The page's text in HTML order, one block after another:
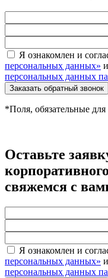
Я ознакомлен и
персональных данных»
персональных данных
Заказать обратный звонок
*Поля, обязательные
Оставьте
свяжемся с
Я ознакомлен и
персональных данных»
персональных данных